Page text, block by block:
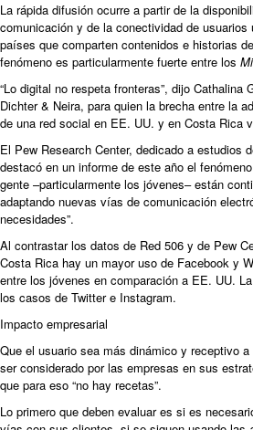
La rápida difusión ocurre a partir de la
comunicación y de la conectividad de usuarios
países que comparten contenidos e historias
fenómeno es particularmente fuerte entre los
“Lo digital no respeta fronteras”, dijo Cathalina
Dichter & Neira, para quien la brecha entre la
de una red social en EE. UU. y en Costa Rica
El Pew Research Center, dedicado a estudios
destacó en un informe de este año el
gente –particularmente los jóvenes– están
adaptando nuevas vías de comunicación
necesidades”.
Al contrastar los datos de Red 506 y de Pew
Costa Rica hay un mayor uso de Facebook y
entre los jóvenes en comparación a EE. UU.
los casos de Twitter e Instagram.
Impacto empresarial
Que el usuario sea más dinámico y receptivo
ser considerado por las empresas en sus
que para eso “no hay recetas”.
Lo primero que deben evaluar es si es